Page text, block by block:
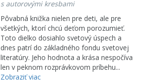
s autorovými kresbami
Pôvabná knižka nielen pre deti, ale pre
všetkých, ktorí chcú deťom porozumieť.
Toto dielko dosiahlo svetový úspech a
dnes patrí do základného fondu svetovej
literatúry. Jeho hodnota a krása nespočíva
len v peknom rozprávkovom príbehu...
Zobraziť viac